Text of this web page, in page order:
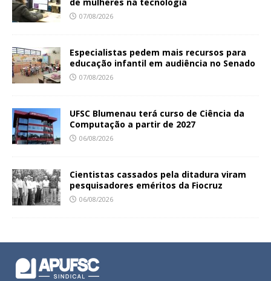
07/08/2026
Especialistas pedem mais recursos para
educação infantil em audiência no Senado
07/08/2026
UFSC Blumenau terá curso de Ciência da
Computação a partir de 2027
06/08/2026
Cientistas cassados pela ditadura viram
pesquisadores eméritos da Fiocruz
06/08/2026